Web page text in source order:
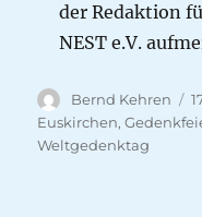
der Redaktion
NEST e.V.
Autor
Bernd Kehren
Euskirchen,
Weltgedenktag